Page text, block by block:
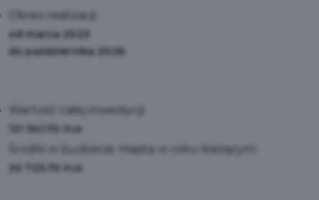
Okres realizacji:
od marca 2023
do października 2026
Wartość całej inwestycji:
121 541,70
Środki w budżecie miasta w roku bieżącym: